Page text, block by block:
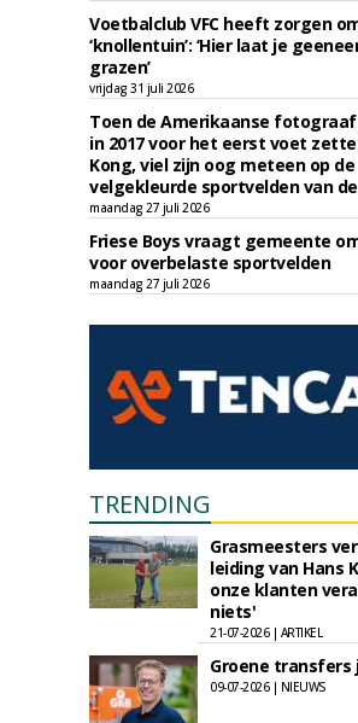
Voetbalclub VFC heeft zorgen
‘knollentuin’: ‘Hier laat je
grazen’
vrijdag 31 juli 2026
Toen de Amerikaanse
in 2017 voor het eerst voet
Kong, viel zijn oog meteen op de
velgekleurde sportvelden van
maandag 27 juli 2026
Friese Boys vraagt gemeente
voor overbelaste sportvelden
maandag 27 juli 2026
TRENDING
Grasmeesters
leiding van Hans
onze klanten
niets'
21-07-2026 | ARTIKEL
Groene transfers
09-07-2026 | NIEUWS